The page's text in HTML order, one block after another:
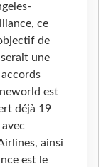
ce
de
une
est
déjà 19
ainsi
est le